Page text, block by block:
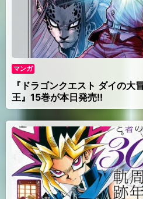
マンガ
『ドラゴンクエスト ダイの大
王』15巻が本日発売!!